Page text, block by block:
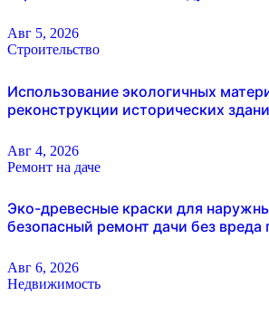
Авг 5, 2026
Строительство
Использование экологичных
реконструкции исторических
Авг 4, 2026
Ремонт на даче
Эко-древесные краски для
безопасный ремонт дачи без вреда
Авг 6, 2026
Недвижимость